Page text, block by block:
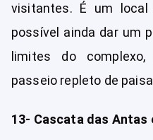
visitantes. É um
possível ainda dar um
limites do
passeio repleto de
13- Cascata das Antas